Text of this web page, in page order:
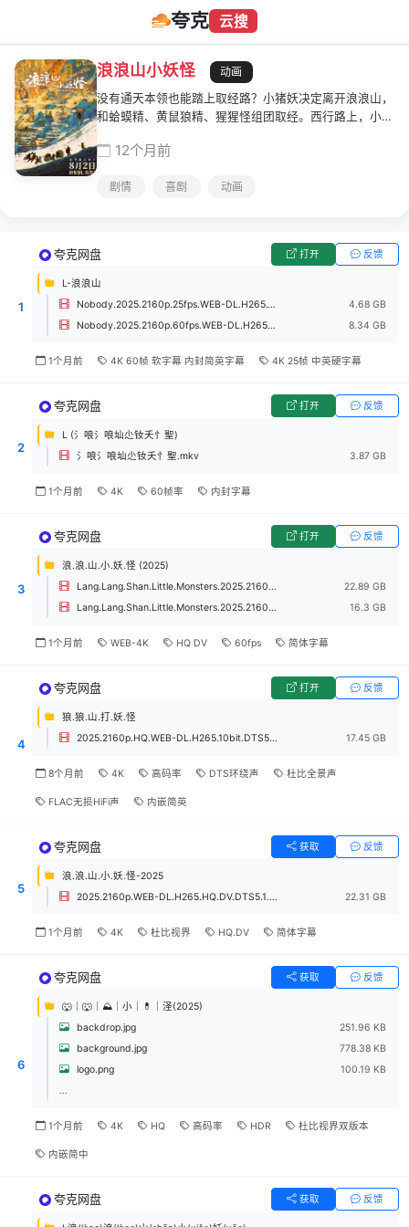
夸克 云搜
浪浪山小妖怪
动画
没有通天本领也能踏上取经路？小猪妖决定离开浪浪山，
和蛤蟆精、黄鼠狼精、猩猩怪组团取经。西行路上，小妖
自己喜欢的样子？
12个月前
剧情 喜剧 动画
1
夸克网盘 打开 反馈
L-浪浪山
Nobody.2025.2160p.25fps.WEB-DL.H265.10bit.DTS5.1&DDP5.1&FLAC2.0&HIFI2.0.7Audios.mp4
4.68 GB
Nobody.2025.2160p.60fps.WEB-DL.H265.8bit.DTS5.1&DDP5.1&FLAC2.0&HIFI2.0.8Audios.mkv
8.34 GB
1个月前 4K 60帧 软字幕 内封简英字幕 4K 25帧 中英硬字幕
2
夸克网盘 打开 反馈
L (氵哴氵哴圸尐钕夭忄聖)
氵哴氵哴圸尐钕夭忄聖.mkv
3.87 GB
1个月前 4K 60帧率 内封字幕
3
夸克网盘 打开 反馈
浪.浪.山.小.妖.怪 (2025)
Lang.Lang.Shan.Little.Monsters.2025.2160p.WEB-DL.HQ.DV.H.265.DTS.mkv
22.89 GB
Lang.Lang.Shan.Little.Monsters.2025.2160p.WEB-DL.HQ.HDR.H.265.DTS.mp4
16.3 GB
1个月前 WEB-4K HQ DV 60fps 简体字幕
4
夸克网盘 打开 反馈
狼.狼.山.打.妖.怪
2025.2160p.HQ.WEB-DL.H265.10bit.DTS5.1&DDP5.1.Atmos.mkv
17.45 GB
8个月前 4K 高码率 DTS环绕声 杜比全景声
FLAC无损HiFi声 内嵌简英
5
夸克网盘 获取 反馈
浪.浪.山.小.妖.怪-2025
2025.2160p.WEB-DL.H265.HQ.DV.DTS5.1.mkv
22.31 GB
1个月前 4K 杜比视界 HQ.DV 简体字幕
6
夸克网盘 获取 反馈
🐺｜🐺｜⛰️｜小｜💊｜𣲾(2025)
backdrop.jpg
251.96 KB
background.jpg
778.38 KB
logo.png
100.19 KB
...
1个月前 4K HQ 高码率 HDR 杜比视界双版本
内嵌简中
夸克网盘 获取 反馈